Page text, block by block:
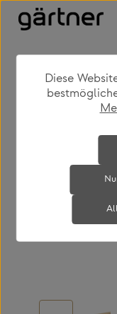
Zum Hauptinhalt
shop
Bildergalerie
Diese